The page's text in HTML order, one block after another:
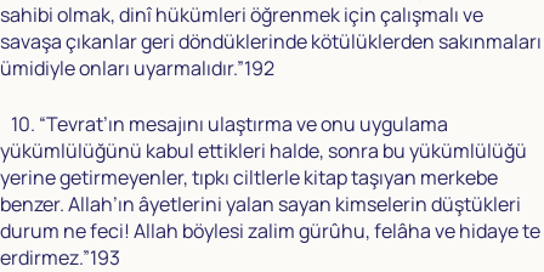
sahibi olmak, dinî hükümleri öğrenmek için çalışmalı ve
savaşa çıkanlar geri döndüklerinde kötülüklerden sakınmaları
ümidiyle onları uyarmalıdır.”192
10. “Tevrat’ın mesajını ulaştırma ve onu uygulama
yükümlülüğünü kabul ettikleri halde, sonra bu yükümlülüğü
yerine getirmeyenler, tıpkı ciltlerle kitap taşıyan merkebe
benzer. Allah’ın âyetlerini yalan sayan kimselerin düştükleri
durum ne feci! Allah böylesi zalim gürûhu, felâha ve hidaye te
erdirmez.”193